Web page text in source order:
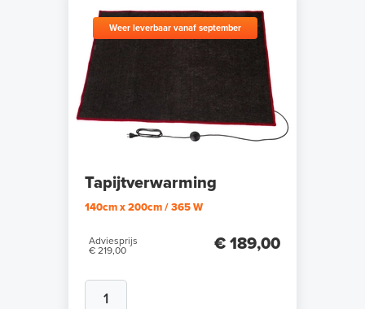
Weer leverbaar vanaf september
Tapijtverwarming
140cm x 200cm / 365 W
Adviesprijs
€ 219,00
€ 189,00